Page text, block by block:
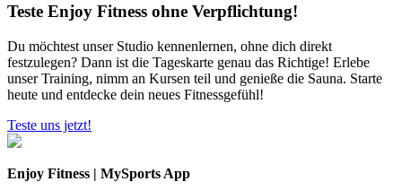
Teste Enjoy Fitness ohne Verpflichtung!
Du möchtest unser Studio kennenlernen, ohne dich direkt
festzulegen? Dann ist die Tageskarte genau das Richtige! Erlebe
unser Training, nimm an Kursen teil und genieße die Sauna. Starte
heute und entdecke dein neues Fitnessgefühl!
Teste uns jetzt!
Enjoy Fitness | MySports App